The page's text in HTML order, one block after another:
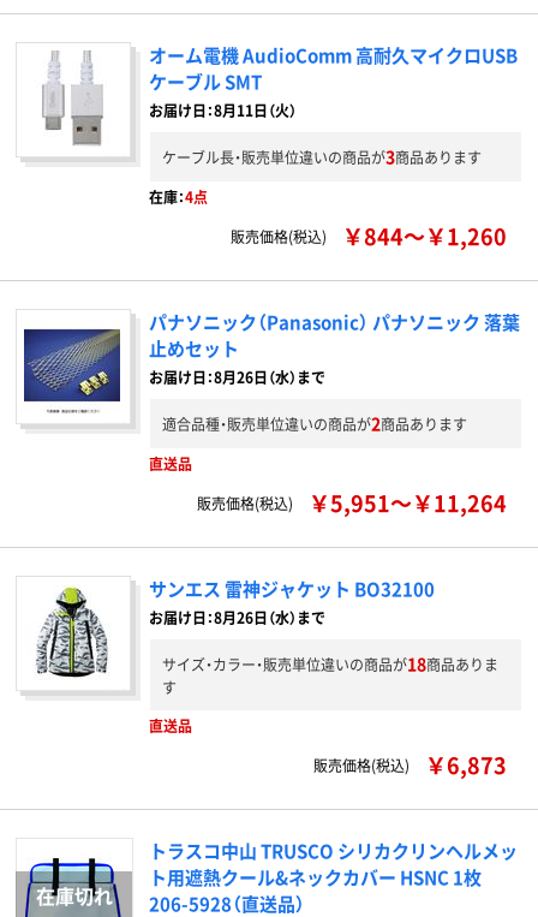
オーム電機 AudioComm 高耐久マイクロUSB
ケーブル SMT
お届け日：8月11日（火）
ケーブル長・販売単位違いの商品が3商品あります
在庫：4点
販売価格(税込)
￥844～￥1,260
パナソニック（Panasonic） パナソニック 落葉
止めセット
お届け日：8月26日（水）まで
適合品種・販売単位違いの商品が2商品あります
直送品
販売価格(税込)
￥5,951～￥11,264
サンエス 雷神ジャケット BO32100
お届け日：8月26日（水）まで
サイズ・カラー・販売単位違いの商品が18商品ありま
す
直送品
販売価格(税込)
￥6,873
トラスコ中山 TRUSCO シリカクリンヘルメッ
ト用遮熱クール&ネックカバー HSNC 1枚
206-5928（直送品）